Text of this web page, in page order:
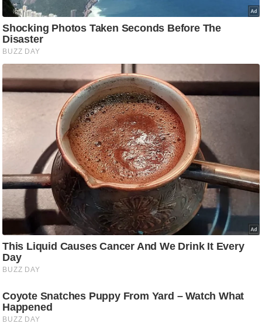
g
N
e
w
s
ला
टे
क्नॉ
लॉ
जी
ब्यू
टी
/
श
न